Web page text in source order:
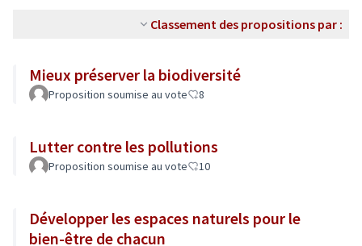
Classement des propositions par :
Mieux préserver la biodiversité
Proposition soumise au vote 8
Lutter contre les pollutions
Proposition soumise au vote 10
Développer les espaces naturels pour le
bien-être de chacun